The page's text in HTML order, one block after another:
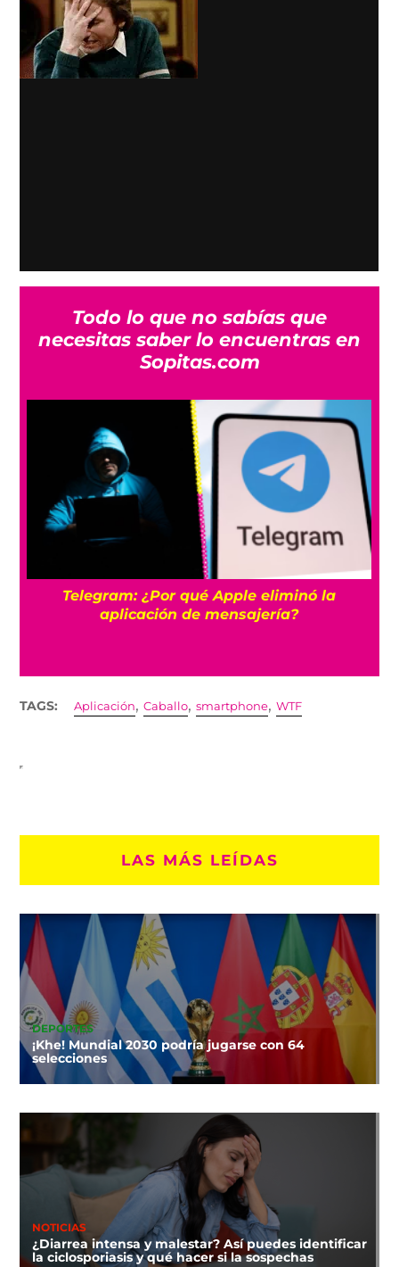
Todo lo que no sabías que
necesitas saber lo encuentras en
Sopitas.com
Telegram: ¿Por qué Apple eliminó la
aplicación de mensajería?
TAGS: Aplicación,Caballo,smartphone,WTF
LAS MÁS LEÍDAS
DEPORTES
¡Khe! Mundial 2030 podría jugarse con 64
selecciones
NOTICIAS
¿Diarrea intensa y malestar? Así puedes identificar
la ciclosporiasis y qué hacer si la sospechas